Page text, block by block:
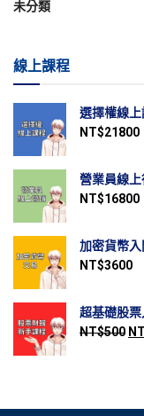
未分類
線上課程
選擇權線
NT$21800
營業員線
NT$16800
加密貨幣
NT$3600
超基礎股
NT$500